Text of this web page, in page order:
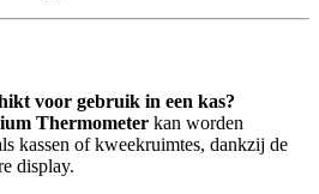
voor gebruik in een kas?
Thermometer kan worden
kassen of kweekruimtes, dankzij de
display.